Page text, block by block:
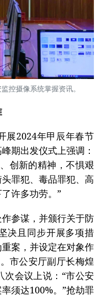
控摄像系统掌握资讯。
展2024年甲辰年春节
期出发仪式上强调：
创新的精神，不惧艰
罪犯、毒品罪犯、高
许多功劳。”
参谋，并颁行关于防
决且同步开展多项措
案，并设定在对象作
市公安厅副厅长梅煌
次会议上说：“市公安
须达100%。”抢劫罪